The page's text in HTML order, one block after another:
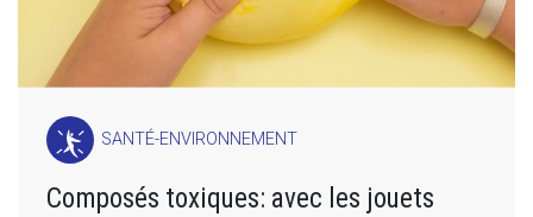
SANTÉ-ENVIRONNEMENT
Composés toxiques: avec les jouets